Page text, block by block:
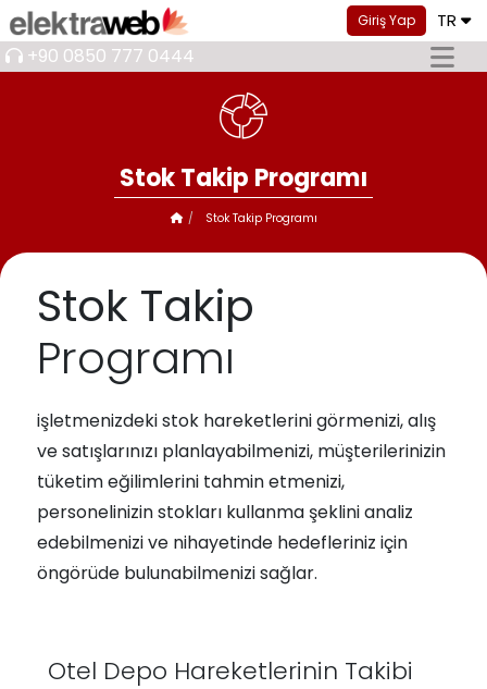
Giriş Yap TR
+90 0850 777 0444
Stok Takip Programı
Stok Takip Programı
Stok Takip
Programı
işletmenizdeki stok hareketlerini görmenizi, alış
ve satışlarınızı planlayabilmenizi, müşterilerinizin
tüketim eğilimlerini tahmin etmenizi,
personelinizin stokları kullanma şeklini analiz
edebilmenizi ve nihayetinde hedefleriniz için
öngörüde bulunabilmenizi sağlar.
Otel Depo Hareketlerinin Takibi